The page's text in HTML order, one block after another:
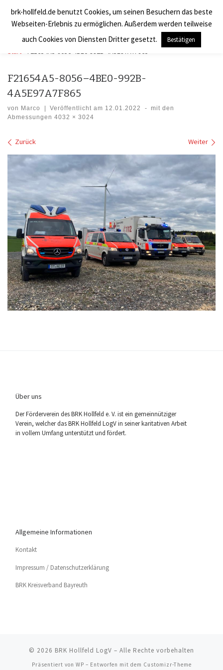
Zum Inhalt springen
BRK Hollfeld LogV
Search
Start F21654A5-8056-4BE0-992B-4A5E97A7F865
F21654A5-8056–4BE0-992B-
4A5E97A7F865
von Marco Veröffentlicht am 12.01.2022 - mit den
Abmessungen 4032 × 3024
Bilder Navigation
Zurück Weiter
Über uns
Der För­der­ver­ein des BRK Holl­feld e. V. ist ein gemein­nüt­zi­ger
Ver­ein, wel­cher das BRK Holl­feld LogV in sei­ner kari­ta­ti­ven Arbeit
in vol­lem Umfang unter­stützt und fördert.
Allgemeine Informationen
Kon­takt
Impres­sum / Datenschutzerklärung
BRK Kreis­ver­band Bayreuth
© 2026 BRK Hollfeld LogV – Alle Rechte vorbehalten
Präsentiert von WP – Entworfen mit dem Customizr-Theme
brk-hollfeld.de benutzt Cookies, um seinen Besuchern das beste
Webseiten-Erlebnis zu ermöglichen. Außerdem werden teilweise
auch Cookies von Diensten Dritter gesetzt.
Bestätigen